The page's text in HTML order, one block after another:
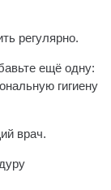
регулярно.
ещё одну:
гигиену
врач.